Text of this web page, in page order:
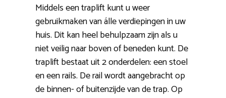
Middels een traplift kunt u weer
gebruikmaken van álle verdiepingen in uw
huis. Dit kan heel behulpzaam zijn als u
niet veilig naar boven of beneden kunt. De
traplift bestaat uit 2 onderdelen: een stoel
en een rails. De rail wordt aangebracht op
de binnen- of buitenzijde van de trap. Op